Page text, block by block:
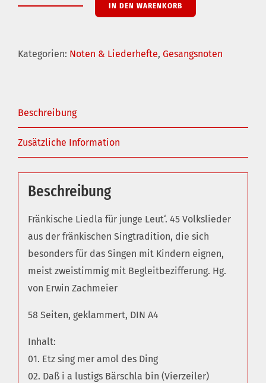
mer
-
junge
Menge
IN DEN WARENKORB
Kategorien: Noten & Liederhefte, Gesangsnoten
Beschreibung
Zusätzliche Information
Beschreibung
Fränkische Liedla für junge Leut‘. 45 Volkslieder
aus der fränkischen Singtradition, die sich
besonders für das Singen mit Kindern eignen,
meist zweistimmig mit Begleitbezifferung. Hg.
von Erwin Zachmeier
58 Seiten, geklammert, DIN A4
Inhalt:
01. Etz sing mer amol des Ding
02. Daß i a lustigs Bärschla bin (Vierzeiler)